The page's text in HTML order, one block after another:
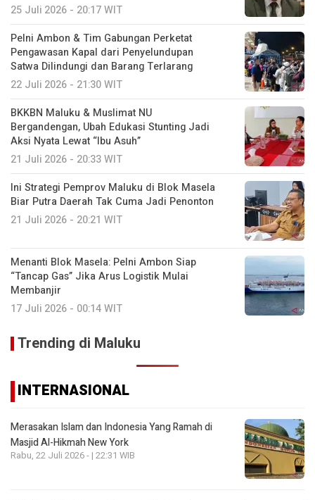
25 Juli 2026 - 20:17 WIT
Pelni Ambon & Tim Gabungan Perketat
Pengawasan Kapal dari Penyelundupan
Satwa Dilindungi dan Barang Terlarang
22 Juli 2026 - 21:30 WIT
BKKBN Maluku & Muslimat NU
Bergandengan, Ubah Edukasi Stunting Jadi
Aksi Nyata Lewat “Ibu Asuh”
21 Juli 2026 - 20:33 WIT
Ini Strategi Pemprov Maluku di Blok Masela
Biar Putra Daerah Tak Cuma Jadi Penonton
21 Juli 2026 - 20:21 WIT
Menanti Blok Masela: Pelni Ambon Siap
“Tancap Gas” Jika Arus Logistik Mulai
Membanjir
17 Juli 2026 - 00:14 WIT
Trending di Maluku
INTERNASIONAL
Merasakan Islam dan Indonesia Yang Ramah di
Masjid Al-Hikmah New York
Rabu, 22 Juli 2026 - | 22:31 WIB